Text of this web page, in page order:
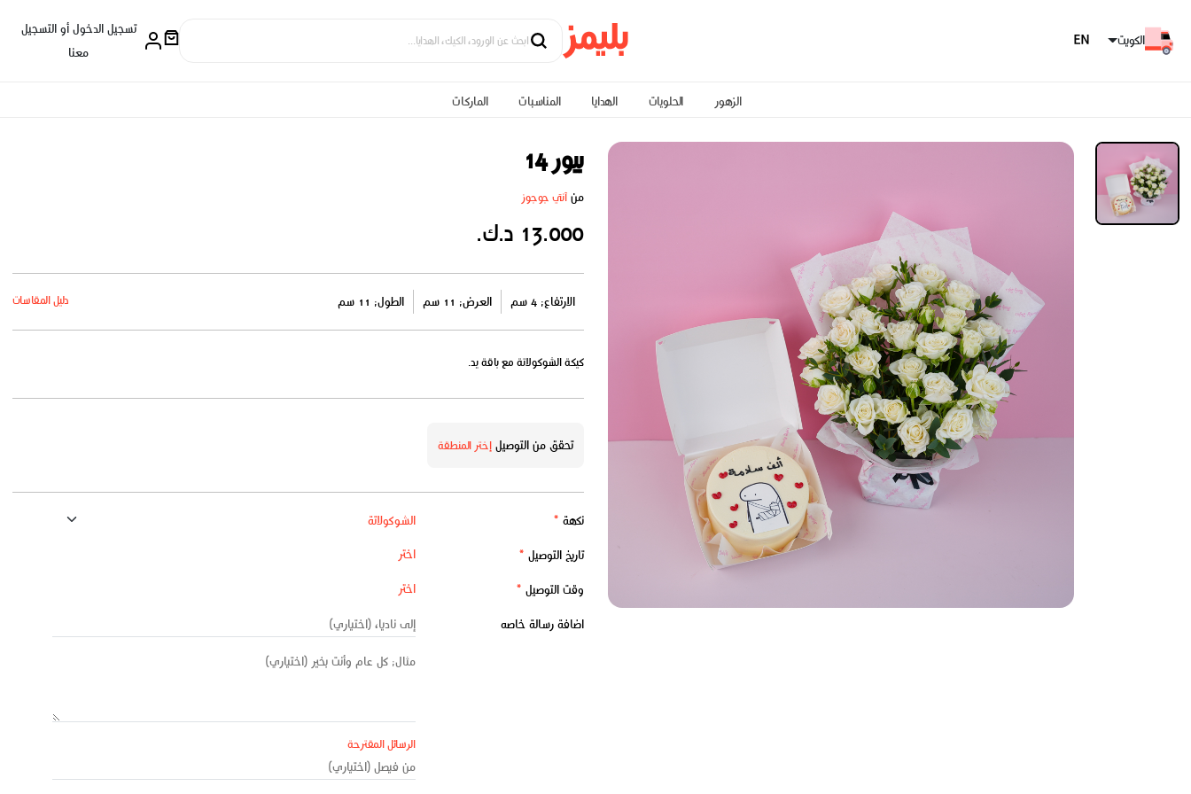
الكويت
تسجيل الدخول أو التسجيل
معنا
الزهور الحلويات الهدايا المناسبات الماركات
بيور 14
منآنتي جوجوز
13.000 د.ك.
الارتفاع: 4 سم العرض: 11 سم الطول: 11 سم دليل المقاسات
كيكة الشوكولاتة مع باقة يد.
تحقق من التوصيلإختر المنطقة
نكهة *
تاريخ التوصيل *
وقت التوصيل *
اضافة رسالة خاصه
الرسائل المقترحة